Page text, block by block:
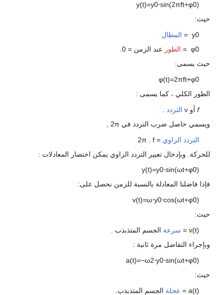
y(t)=y0⋅sin(2πft+φ0)
حيث:
y0
= المطال
φ0
= الطور عند الزمن = 0.
حيث يسمى:
φ(t)=2πft+φ0
الطور الكلي ، كما يسمى :
f أوν التردد
ويسمي حاصل ضرب التردد في
2π
التردد الزاوي =
2π . f
للحركة. وبإدخال تعبير التردد الزاوي يمكن اختصار المعادلات :
y(t)=y0⋅sin(ωt+φ0)
فإذا فاضلنا المعادلة بالنسبة للزمن نحصل على:
v(t)=ω⋅y0⋅cos(ωt+φ0)
حيث:
v(t)
= سرعة الجسم المتذبذب .
وبإجراء التفاضل مرة ثانية :
a(t)=−ω2⋅y0⋅sin(ωt+φ0)
حيث:
a(t)
= عجلة الجسم المتذبذب.